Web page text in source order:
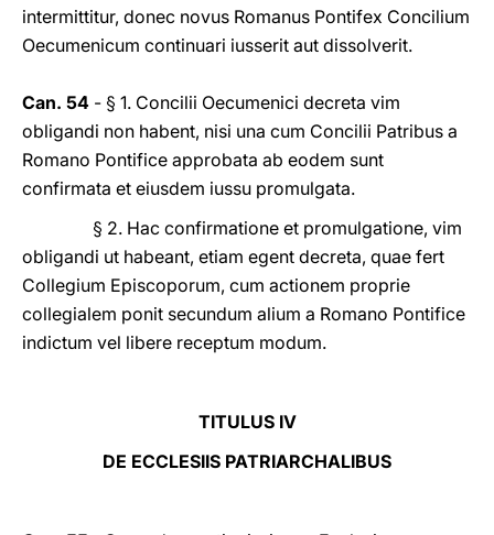
intermittitur, donec novus Romanus Pontifex Concilium
Oecumenicum continuari iusserit aut dissolverit.
Can. 54 - § 1. Concilii Oecumenici decreta vim
obligandi non habent, nisi una cum Concilii Patribus a
Romano Pontifice approbata ab eodem sunt
confirmata et eiusdem iussu promulgata.
§ 2. Hac confirmatione et promulgatione, vim
obligandi ut habeant, etiam egent decreta, quae fert
Collegium Episcoporum, cum actionem proprie
collegialem ponit secundum alium a Romano Pontifice
indictum vel libere receptum modum.
TITULUS IV
DE ECCLESIIS PATRIARCHALIBUS